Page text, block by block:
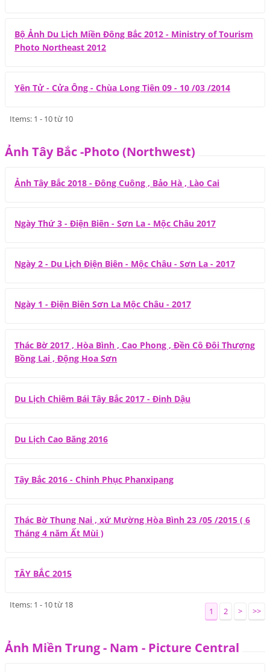
Bộ Ảnh Du Lịch Miền Đông Bắc 2012 - Ministry of Tourism
Photo Northeast 2012
Yên Tử - Cửa Ông - Chùa Long Tiên 09 - 10 /03 /2014
Items: 1 - 10 từ 10
Ảnh Tây Bắc -Photo (Northwest)
Ảnh Tây Bắc 2018 - Đông Cuông , Bảo Hà , Lào Cai
Ngày Thứ 3 - Điện Biên - Sơn La - Mộc Châu 2017
Ngày 2 - Du Lịch Điện Biên - Mộc Châu - Sơn La - 2017
Ngày 1 - Điện Biên Sơn La Mộc Châu - 2017
Thác Bờ 2017 , Hòa Bình , Cao Phong , Đền Cô Đôi Thượng
Bồng Lai , Động Hoa Sơn
Du Lịch Chiêm Bái Tây Bắc 2017 - Đinh Dậu
Du Lịch Cao Băng 2016
Tây Bắc 2016 - Chinh Phục Phanxipang
Thác Bờ Thung Nai , xứ Mường Hòa Bình 23 /05 /2015 ( 6
Tháng 4 năm Ất Mùi )
TÂY BẮC 2015
Items: 1 - 10 từ 18
1 2 > >>
Ảnh Miền Trung - Nam - Picture Central